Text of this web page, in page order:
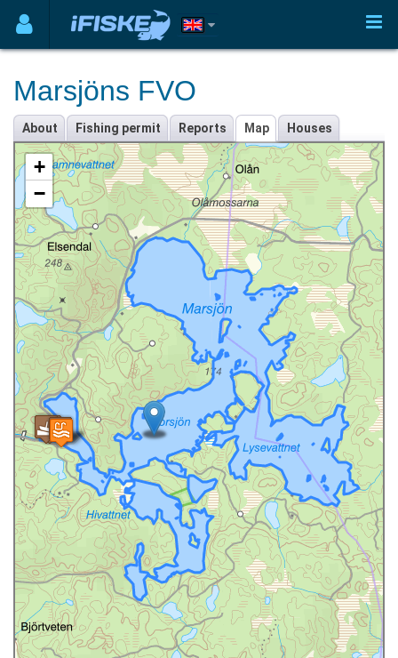
Marsjöns FVO
About Fishing permit Reports Map Houses
+
−